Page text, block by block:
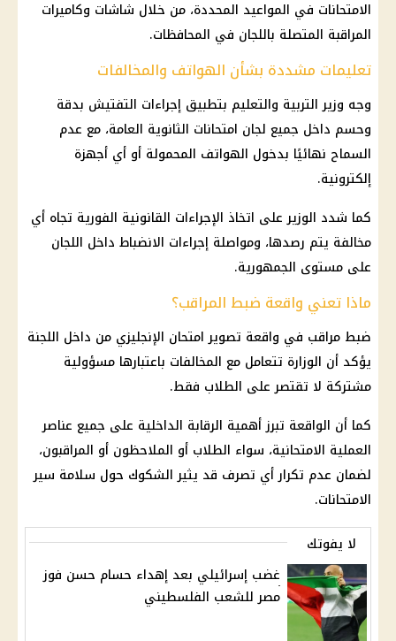
الامتحانات في المواعيد المحددة، من خلال شاشات وكاميرات
المراقبة المتصلة باللجان في المحافظات.
تعليمات مشددة بشأن الهواتف والمخالفات
وجه وزيرالتربية والتعليم بتطبيق إجراءات التفتيش بدقة
وحسم داخل جميع لجان امتحانات الثانوية العامة، مع عدم
السماح نهائيًا بدخول الهواتف المحمولة أو أي أجهزة
إلكترونية.
كما شدد الوزير على اتخاذ الإجراءات القانونية الفورية تجاه أي
مخالفة يتم رصدها، ومواصلة إجراءات الانضباط داخل اللجان
على مستوى الجمهورية.
ماذا تعني واقعة ضبط المراقب؟
ضبط مراقب في واقعة تصويرامتحان الإنجليزي من داخل اللجنة
يؤكد أن الوزارة تتعامل مع المخالفات باعتبارها مسؤولية
مشتركة لا تقتصر على الطلاب فقط.
كما أن الواقعة تبرز أهمية الرقابة الداخلية على جميع عناصر
العملية الامتحانية، سواء الطلاب أو الملاحظون أو المراقبون،
لضمان عدم تكرار أي تصرف قد يثير الشكوك حول سلامة سير
الامتحانات.
لا يفوتك
غضب إسرائيلي بعد إهداء حسام حسن فوز
مصر للشعب الفلسطيني